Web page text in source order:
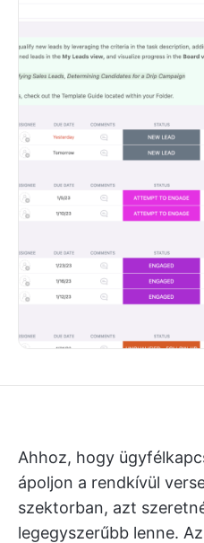
Ahhoz, hogy
ápoljon a rendkívül
szektorban, azt
legegyszerűbb lenne.